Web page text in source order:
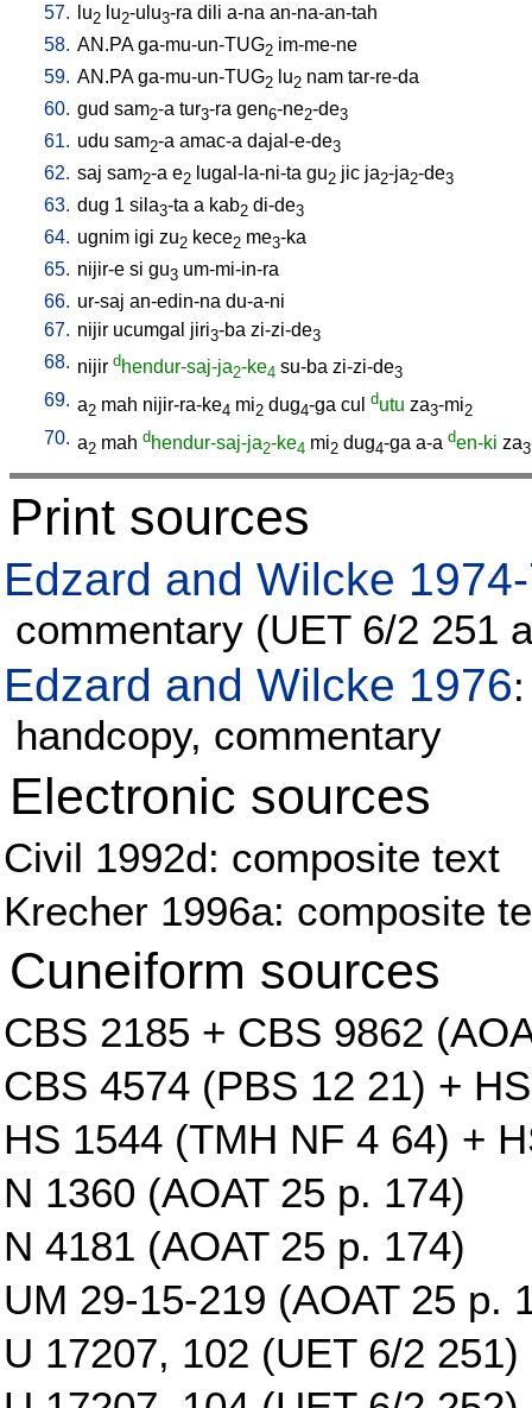
57. lu2 lu2-ulu3-ra dili a-na an-na-an-tah
58. AN.PA ga-mu-un-TUG2 im-me-ne
59. AN.PA ga-mu-un-TUG2 lu2 nam tar-re-da
60. gud sam2-a tur3-ra gen6-ne2-de3
61. udu sam2-a amac-a dajal-e-de3
62. saj sam2-a e2 lugal-la-ni-ta gu2 jic ja2-ja2-de3
63. dug 1 sila3-ta a kab2 di-de3
64. ugnim igi zu2 kece2 me3-ka
65. nijir-e si gu3 um-mi-in-ra
66. ur-saj an-edin-na du-a-ni
67. nijir ucumgal jiri3-ba zi-zi-de3
68. nijir dhendur-saj-ja2-ke4 su-ba zi-zi-de3
69. a2 mah nijir-ra-ke4 mi2 dug4-ga cul dutu za3-mi2
70. a2 mah dhendur-saj-ja2-ke4 mi2 dug4-ga a-a den-ki za3
Print sources
Edzard and Wilcke
commentary (UET 6/2 251
Edzard and Wilcke 1976
handcopy, commentary
Electronic sources
Civil 1992d: composite text
Krecher 1996a: composite
Cuneiform sources
CBS 2185 + CBS 9862
CBS 4574 (PBS 12 21) +
HS 1544 (TMH NF 4 64) +
N 1360 (AOAT 25 p. 174)
N 4181 (AOAT 25 p. 174)
UM 29-15-219 (AOAT 25 p.
U 17207, 102 (UET 6/2 251)